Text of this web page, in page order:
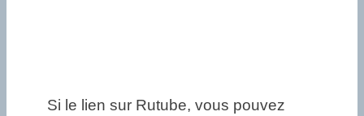
Si le lien sur Rutube, vous pouvez